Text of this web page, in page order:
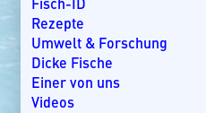
Ebro-Delta
England
Florida
Griechenland
Guatemala
Rezepte
Umwelt & Forschung
Dicke Fische
Einer von uns
Videos